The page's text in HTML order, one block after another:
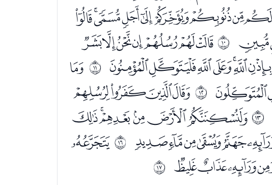
ﰉﭑﭒﭓﭔﭕﭖﭗ
ﰊ ﭱ
ﰋ ﮅﮆﮇﮈ
ﰌﮗﮘﮙﮚﮛﮜ
ﰏﮱ
ﰐ